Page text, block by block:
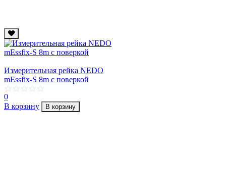
Измерительная рейка NEDO
mEssfix-S 8m с поверкой
0
В корзину
В корзину